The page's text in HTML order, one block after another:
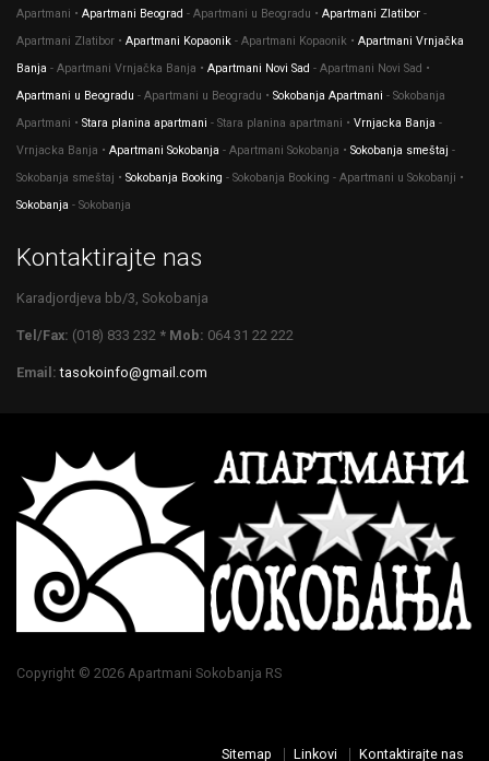
Apartmani • Apartmani Beograd - Apartmani u Beogradu • Apartmani Zlatibor -
Apartmani Zlatibor • Apartmani Kopaonik - Apartmani Kopaonik • Apartmani Vrnjačka
Banja - Apartmani Vrnjačka Banja • Apartmani Novi Sad - Apartmani Novi Sad •
Apartmani u Beogradu - Apartmani u Beogradu • Sokobanja Apartmani - Sokobanja
Apartmani • Stara planina apartmani - Stara planina apartmani • Vrnjacka Banja -
Vrnjacka Banja • Apartmani Sokobanja - Apartmani Sokobanja • Sokobanja smeštaj -
Sokobanja smeštaj • Sokobanja Booking - Sokobanja Booking - Apartmani u Sokobanji •
Sokobanja - Sokobanja
Kontaktirajte nas
Karadjordjeva bb/3, Sokobanja
Tel/Fax: (018) 833 232 * Mob: 064 31 22 222
Email: tasokoinfo@gmail.com
Copyright © 2026 Apartmani Sokobanja RS
Sitemap Linkovi Kontaktirajte nas